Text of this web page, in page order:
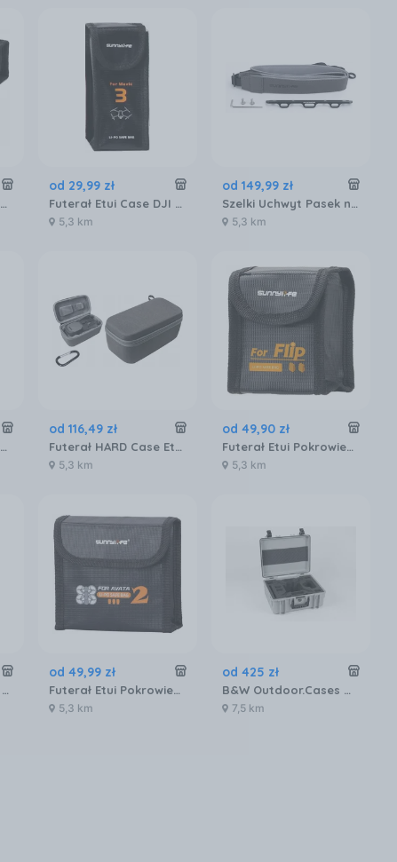
TORBA ETUI LI-PO na AKUMULATOR do DJI MAVIC AIR 2
od 29,99 zł
Futerał Etui Case DJI MAVIC 3 Ognioodporny / na 1 akumulator / M3-DC104-1
5,3 km
od 149,99 zł
Szelki Uchwyt Pasek na Szyję do pilota DJI RC PRO / GS377
5,3 km
Futerał Etui Pokrowiec Case na 1x AKUMULATOR do DJI AVATA 2 Ognioodporny / AT2-DC781-1
od 116,49 zł
Futerał HARD Case Etui Pokrowiec do DJI MAVIC 3
5,3 km
od 49,90 zł
Futerał Etui Pokrowiec 2x AKUMULATOR BATERIA do Drona DJI FLIP Ognioodporny / FP-DC955-2
5,3 km
Futerał Etui Case DJI MAVIC 3 Ognioodporny / na 2 akumulatory / M3-DC105-2
od 49,99 zł
Futerał Etui Pokrowiec na 3x AKUMULATOR do Drona DJI AVATA 2 Ognioodporny / AT2-DC783-3
5,3 km
od 425 zł
B&W Outdoor.Cases Walizka Transportowa T6000 Do Drona Dji3 Phantom (6000Gdji3)
7,5 km